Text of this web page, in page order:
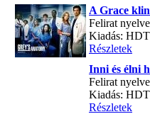
A Grace
Felirat
Kiadás:
Részletek
Inni és élni
Felirat
Kiadás:
Részletek